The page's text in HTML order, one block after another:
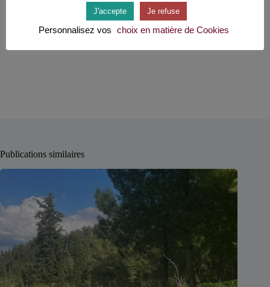
En continuant, vous acceptez la politique de confidentialité
Publications similaires
J'accepte Je refuse
Personnalisez vos choix en matière de Cookies